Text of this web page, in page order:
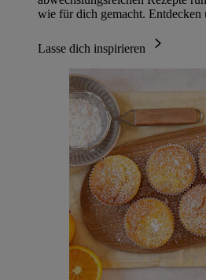
wie für dich gemacht. Entdecken
Lasse dich inspirieren